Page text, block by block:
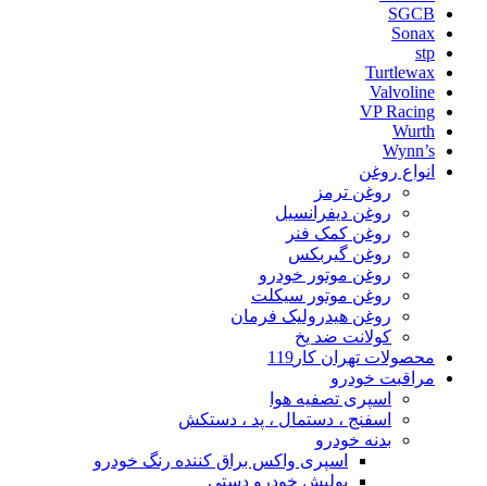
SGCB
Sonax
stp
Turtlewax
Valvoline
VP Racing
Wurth
Wynn’s
انواع روغن
روغن ترمز
روغن دیفرانسیل
روغن کمک فنر
روغن گیربکس
روغن موتور خودرو
روغن موتور سیکلت
روغن هیدرولیک فرمان
کولانت ضد یخ
محصولات تهران کار119
مراقبت خودرو
اسپری تصفیه هوا
اسفنج ، دستمال ، پد ، دستکش
بدنه خودرو
اسپری واکس براق کننده رنگ خودرو
پولیش خودرو دستی